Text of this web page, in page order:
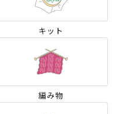
キット
編み物